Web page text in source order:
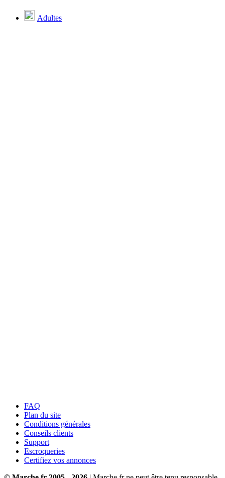
Adultes
FAQ
Plan du site
Conditions générales
Conseils clients
Support
Escroqueries
Certifiez vos annonces